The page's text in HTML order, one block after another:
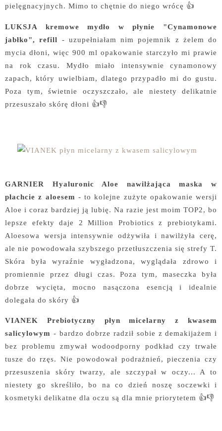
pielęgnacyjnych. Mimo to chętnie do niego wrócę 👍
LUKSJA kremowe mydło w płynie "Cynamonowe
jabłko", refill - uzupełniałam nim pojemnik z żelem do
mycia dłoni, więc 900 ml opakowanie starczyło mi prawie
na rok czasu. Mydło miało intensywnie cynamonowy
zapach, który uwielbiam, dlatego przypadło mi do gustu.
Poza tym, świetnie oczyszczało, ale niestety delikatnie
przesuszało skórę dłoni 👍👎
GARNIER Hyaluronic Aloe nawilżająca maska w
płachcie z aloesem - to kolejne zużyte opakowanie wersji
Aloe i coraz bardziej ją lubię. Na razie jest moim TOP2, bo
lepsze efekty daje 2 Million Probiotics z prebiotykami.
Aloesowa wersja intensywnie odżywiła i nawilżyła cerę,
ale nie powodowała szybszego przetłuszczenia się strefy T.
Skóra była wyraźnie wygładzona, wyglądała zdrowo i
promiennie przez długi czas. Poza tym, maseczka była
dobrze wycięta, mocno nasączona esencją i idealnie
dolegała do skóry 👍
VIANEK Prebiotyczny płyn micelarny z kwasem
salicylowym - bardzo dobrze radził sobie z demakijażem i
bez problemu zmywał wodoodporny podkład czy trwałe
tusze do rzęs. Nie powodował podrażnień, pieczenia czy
przesuszenia skóry twarzy, ale szczypał w oczy... A to
niestety go skreśliło, bo na co dzień noszę soczewki i
kosmetyki delikatne dla oczu są dla mnie priorytetem 👍👎